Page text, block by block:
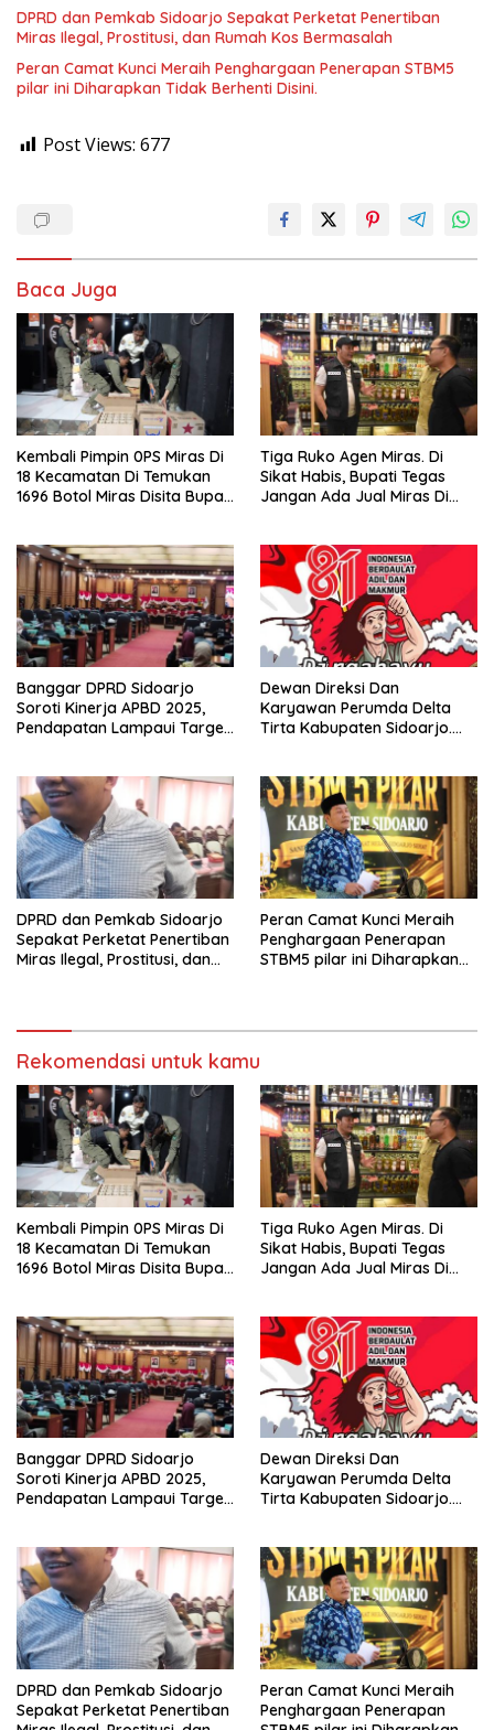
DPRD dan Pemkab Sidoarjo Sepakat Perketat Penertiban
Miras Ilegal, Prostitusi, dan Rumah Kos Bermasalah
Peran Camat Kunci Meraih Penghargaan Penerapan STBM5
pilar ini Diharapkan Tidak Berhenti Disini.
Post Views: 677
Baca Juga
Kembali Pimpin 0PS Miras Di
18 Kecamatan Di Temukan
1696 Botol Miras Disita Bupati
Tiga Ruko Agen Miras. Di
Sikat Habis, Bupati Tegas
Jangan Ada Jual Miras Di
Banggar DPRD Sidoarjo
Soroti Kinerja APBD 2025,
Pendapatan Lampaui Target
Dewan Direksi Dan
Karyawan Perumda Delta
Tirta Kabupaten Sidoarjo.
Tahun. 17 Agustus 1945- 17
Agustus Tahun 2026
DPRD dan Pemkab Sidoarjo
Sepakat Perketat Penertiban
Miras Ilegal, Prostitusi, dan
Peran Camat Kunci Meraih
Penghargaan Penerapan
STBM5 pilar ini Diharapkan
Rekomendasi untuk kamu
Kembali Pimpin 0PS Miras Di
18 Kecamatan Di Temukan
1696 Botol Miras Disita Bupati
Tiga Ruko Agen Miras. Di
Sikat Habis, Bupati Tegas
Jangan Ada Jual Miras Di
Banggar DPRD Sidoarjo
Soroti Kinerja APBD 2025,
Pendapatan Lampaui Target
Dewan Direksi Dan
Karyawan Perumda Delta
Tirta Kabupaten Sidoarjo.
Tahun. 17 Agustus 1945- 17
Agustus Tahun 2026
DPRD dan Pemkab Sidoarjo
Sepakat Perketat Penertiban
Peran Camat Kunci Meraih
Penghargaan Penerapan